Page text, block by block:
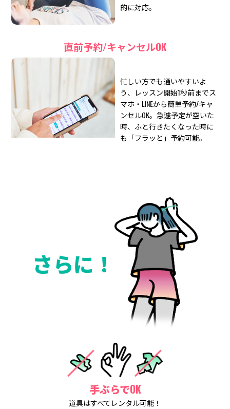
的に対応。
直前予約/キャンセルOK
忙しい方でも通いやすいよ
う、レッスン開始1秒前までス
マホ・LINEから簡単予約/キャ
ンセルOK。急遽予定が空いた
時、ふと行きたくなった時に
も「フラッと」予約可能。
さらに！
手ぶらでOK
道具はすべてレンタル可能！